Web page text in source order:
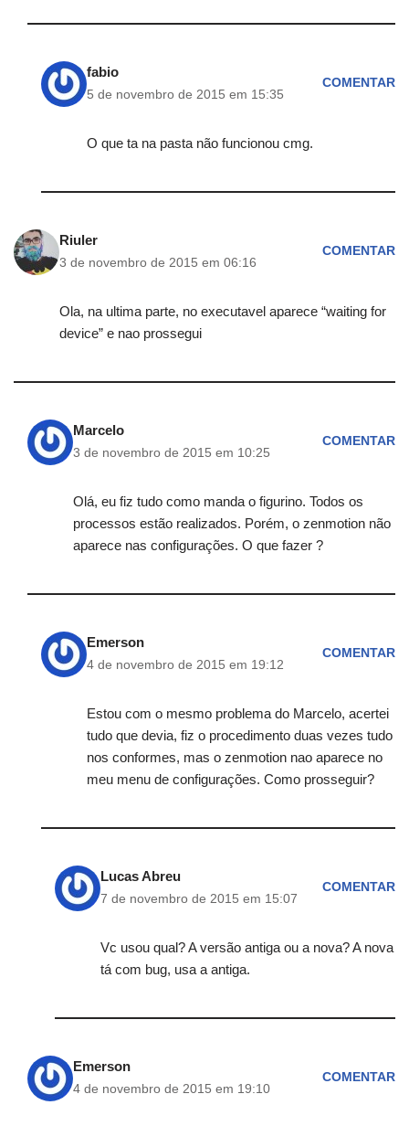
fabio
5 de novembro de 2015 em 15:35
COMENTAR
O que ta na pasta não funcionou cmg.
Riuler
3 de novembro de 2015 em 06:16
COMENTAR
Ola, na ultima parte, no executavel aparece “waiting for
device” e nao prossegui
Marcelo
3 de novembro de 2015 em 10:25
COMENTAR
Olá, eu fiz tudo como manda o figurino. Todos os
processos estão realizados. Porém, o zenmotion não
aparece nas configurações. O que fazer ?
Emerson
4 de novembro de 2015 em 19:12
COMENTAR
Estou com o mesmo problema do Marcelo, acertei
tudo que devia, fiz o procedimento duas vezes tudo
nos conformes, mas o zenmotion nao aparece no
meu menu de configurações. Como prosseguir?
Lucas Abreu
7 de novembro de 2015 em 15:07
COMENTAR
Vc usou qual? A versão antiga ou a nova? A nova
tá com bug, usa a antiga.
Emerson
4 de novembro de 2015 em 19:10
COMENTAR